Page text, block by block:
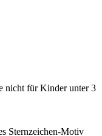
nicht für Kinder unter 3
Sternzeichen-Motiv